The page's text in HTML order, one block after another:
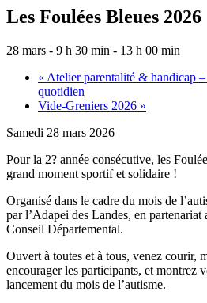
Les Foulées Bleues 2026
28 mars - 9 h 30 min - 13 h 00 min
« Atelier parentalité & handicap
quotidien
Vide-Greniers 2026 »
Samedi 28 mars 2026
Pour la 2? année consécutive, les
grand moment sportif et solidaire !
Organisé dans le cadre du mois de
par l’Adapei des Landes, en
Conseil Départemental.
Ouvert à toutes et à tous, venez courir,
encourager les participants, et montrez
lancement du mois de l’autisme.